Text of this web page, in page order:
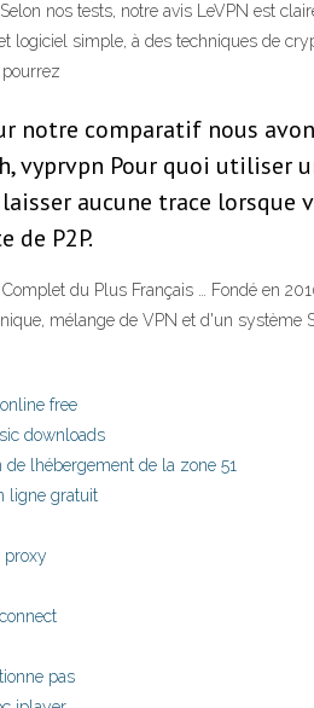
nos tests, notre avis LeVPN est
logiciel simple, à des techniques de
notre comparatif nous
vyprvpn Pour quoi utiliser
aucune trace
de P2P.
du Plus Français … Fondé en
mélange de VPN et d'un système
free
downloads
de lhébergement de la zone 51
ligne gratuit
proxy
pas